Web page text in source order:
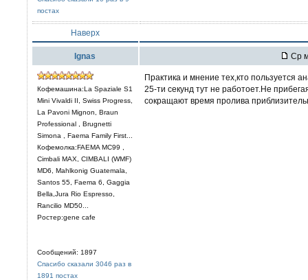
постах
Наверх
Ignas Ср
Кофемашина:La Spaziale S1
Mini Vivaldi II, Swiss Progress,
La Pavoni Mignon, Braun
Professional , Brugnetti
Simona , Faema Family First...
Кофемолка:FAEMA MC99 ,
Cimbali MAX, CIMBALI (WMF)
MD6, Mahlkonig Guatemala,
Santos 55, Faema 6, Gaggia
Bella,Jura Rio Espresso,
Rancilio MD50...
Ростер:gene cafe
Сообщений: 1897
Спасибо сказали 3046 раз в
1891 постах
Практика и мнение тех,кто пользуется
25-ти секунд тут не работоет.Не
сокращают время пролива